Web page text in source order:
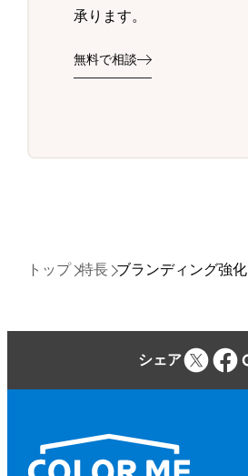
承ります。
無料で相談
トップ 特長 ブランディング強化
シェア